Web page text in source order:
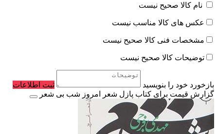
نام کالا صحیح نیست
عکس های کالا مناسب نیست
مشخصات فنی کالا صحیح نیست
توضیحات کالا صحیح نیست
بازخورد خود را بنویسید
ثبت اطلاعات
گزارش قیمت برای کتاب پازل شعر امروز شب بی شعر